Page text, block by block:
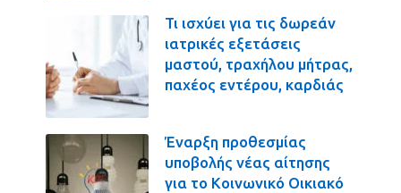
Τι ισχύει για τις δωρεάν
ιατρικές εξετάσεις
μαστού, τραχήλου μήτρας,
παχέος εντέρου, καρδιάς
Έναρξη προθεσμίας
υποβολής νέας αίτησης
για το Κοινωνικό Οικιακό